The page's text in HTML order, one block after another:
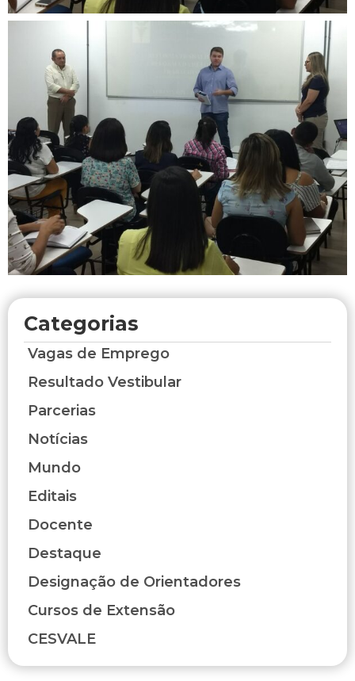
Categorias
Vagas de Emprego
Resultado Vestibular
Parcerias
Notícias
Mundo
Editais
Docente
Destaque
Designação de Orientadores
Cursos de Extensão
CESVALE